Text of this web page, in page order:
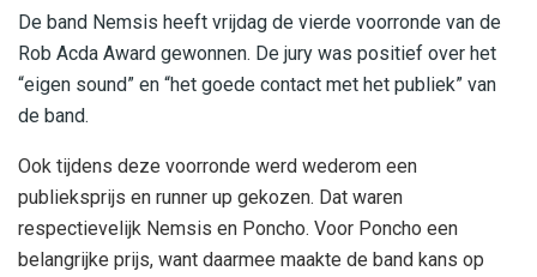
De band Nemsis heeft vrijdag de vierde voorronde van de
Rob Acda Award gewonnen. De jury was positief over het
“eigen sound” en “het goede contact met het publiek” van
de band.
Ook tijdens deze voorronde werd wederom een
publieksprijs en runner up gekozen. Dat waren
respectievelijk Nemsis en Poncho. Voor Poncho een
belangrijke prijs, want daarmee maakte de band kans op